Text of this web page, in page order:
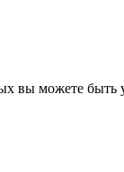
вы можете быть